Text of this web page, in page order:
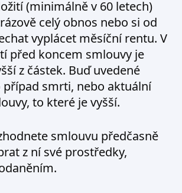
(minimálně v 60 letech)
celý obnos nebo si od
vyplácet měsíční rentu. V
před koncem smlouvy je
z částek. Buď uvedené
smrti, nebo aktuální
to které je vyšší.
smlouvu předčasně
z ní své prostředky,